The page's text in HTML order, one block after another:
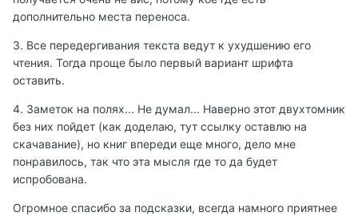
дополнительно места переноса.
3. Все передергивания текста ведут к ухудшению его
чтения. Тогда проще было первый вариант шрифта
оставить.
4. Заметок на полях... Не думал... Наверно этот двухтомник
без них пойдет (как доделаю, тут ссылку оставлю на
скачавание), но книг впереди еще много, дело мне
понравилось, так что эта мысля где то да будет
испробована.
Огромное спасибо за подсказки, всегда намного приятнее